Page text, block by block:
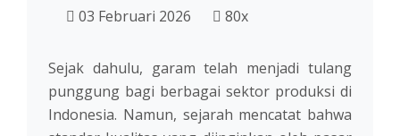
03 Februari 2026 80x
Sejak dahulu, garam telah menjadi tulang
punggung bagi berbagai sektor produksi di
Indonesia. Namun, sejarah mencatat bahwa